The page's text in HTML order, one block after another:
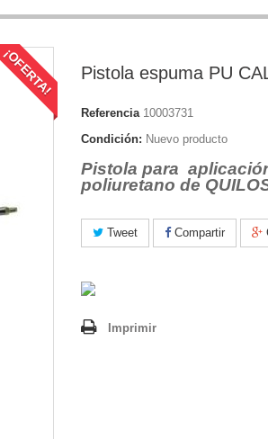
¡OFERTA! Pistola espuma PU
Referencia 10003731
Condición: Nuevo producto
Pistola para
poliuretano de
Tweet Compartir
Imprimir